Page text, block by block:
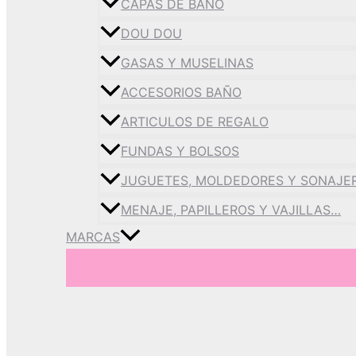
CAPAS DE BAÑO
DOU DOU
GASAS Y MUSELINAS
ACCESORIOS BAÑO
ARTICULOS DE REGALO
FUNDAS Y BOLSOS
JUGUETES, MOLDEDORES Y
MENAJE, PAPILLEROS Y VAJILLAS…
MARCAS